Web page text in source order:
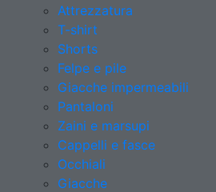
Attrezzatura
T-shirt
Shorts
Felpe e pile
Giacche impermeabili
Pantaloni
Zaini e marsupi
Cappelli e fasce
Occhiali
Giacche